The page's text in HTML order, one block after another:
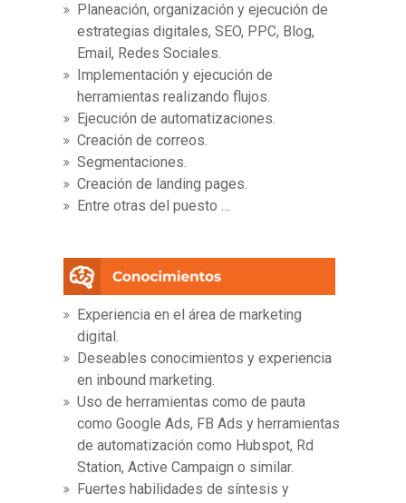
Planeación, organización y ejecución de
estrategias digitales, SEO, PPC, Blog,
Email, Redes Sociales.
Implementación y ejecución de
herramientas realizando flujos.
Ejecución de automatizaciones.
Creación de correos.
Segmentaciones.
Creación de landing pages.
Entre otras del puesto …
Experiencia en el área de marketing
digital.
Deseables conocimientos y experiencia
en inbound marketing.
Uso de herramientas como de pauta
como Google Ads, FB Ads y herramientas
de automatización como Hubspot, Rd
Station, Active Campaign o similar.
Fuertes habilidades de síntesis y